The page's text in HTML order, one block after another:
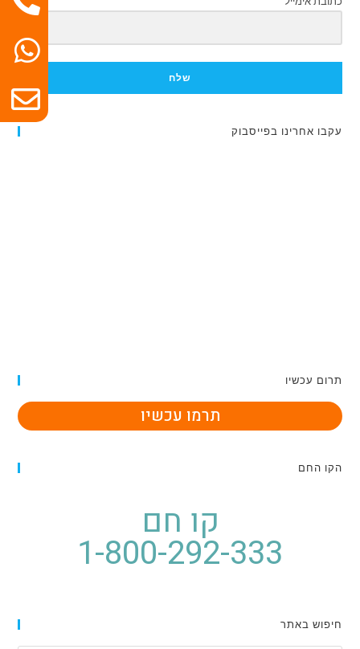
שלח
עקבו אחרינו בפייסבוק
תרום עכשיו
תרמו עכשיו
הקו החם
קו חם
1-800-292-333
חיפוש באתר